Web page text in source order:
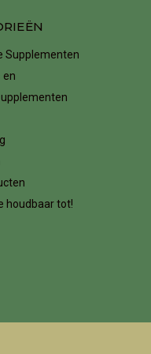
Supplementen
en
houdbaar tot!